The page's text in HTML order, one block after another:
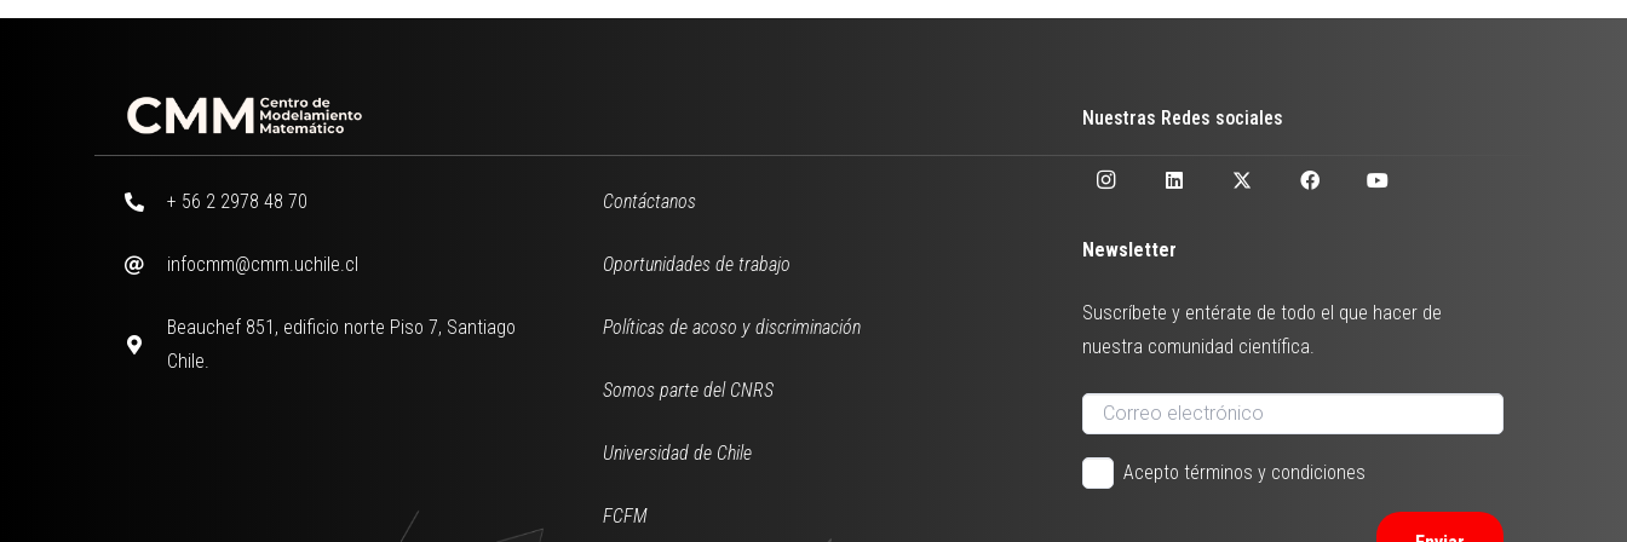
Nuestras Redes sociales
+ 56 2 2978 48 70
infocmm@cmm.uchile.cl
Beauchef 851, edificio norte Piso 7, Santiago
Chile.
Contáctanos
Oportunidades de trabajo
Políticas de acoso y discriminación
Somos parte del CNRS
Universidad de Chile
FCFM
Newsletter
Suscríbete y entérate de todo el que hacer de
nuestra comunidad científica.
Acepto términos y condiciones